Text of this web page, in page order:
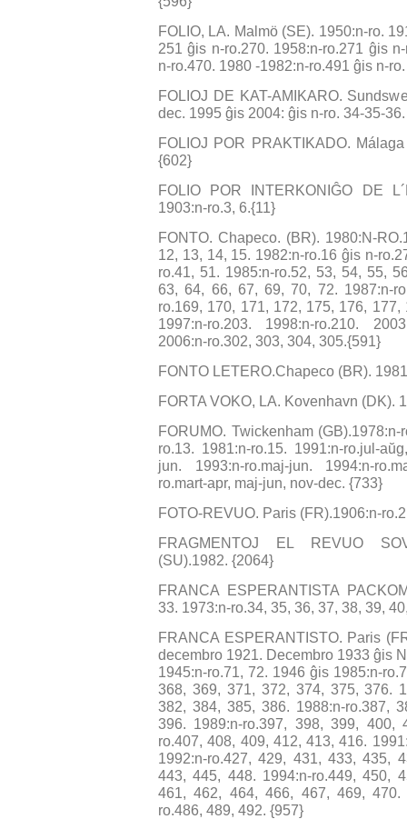
FOLIO, LA. Malmö (SE). 1950:n-ro.
251 ĝis n-ro.270. 1958:n-ro.271 ĝis
n-ro.470. 1980 -1982:n-ro.491 ĝis n-
FOLIOJ DE KAT-AMIKARO.
dec. 1995 ĝis 2004: ĝis n-ro. 34-35-
FOLIOJ POR PRAKTIKADO.
{602}
FOLIO POR INTERKONIĜO DE
1903:n-ro.3, 6.{11}
FONTO. Chapeco. (BR). 1980:N-
12, 13, 14, 15. 1982:n-ro.16 ĝis n-
ro.41, 51. 1985:n-ro.52, 53, 54, 55,
63, 64, 66, 67, 69, 70, 72. 1987:n-
ro.169, 170, 171, 172, 175, 176,
1997:n-ro.203. 1998:n-ro.210.
2006:n-ro.302, 303, 304, 305.{591}
FONTO LETERO.Chapeco (BR).
FORTA VOKO, LA. Kovenhavn (DK).
FORUMO. Twickenham
ro.13. 1981:n-ro.15. 1991:n-ro.jul-
jun. 1993:n-ro.maj-jun. 1994:n-
ro.mart-apr, maj-jun, nov-dec. {733}
FOTO-REVUO. Paris (FR).1906:n-
FRAGMENTOJ EL REVUO
(SU).1982. {2064}
FRANCA ESPERANTISTA
33. 1973:n-ro.34, 35, 36, 37, 38, 39,
FRANCA ESPERANTISTO. Paris
decembro 1921. Decembro 1933 ĝis
1945:n-ro.71, 72. 1946 ĝis 1985:n-
368, 369, 371, 372, 374, 375, 376.
382, 384, 385, 386. 1988:n-ro.387,
396. 1989:n-ro.397, 398, 399,
ro.407, 408, 409, 412, 413, 416.
1992:n-ro.427, 429, 431, 433, 435,
443, 445, 448. 1994:n-ro.449, 450,
461, 462, 464, 466, 467, 469, 470.
ro.486, 489, 492. {957}